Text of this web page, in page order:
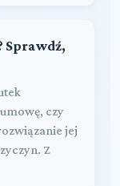
Sprawdź,
czy
jej
Z